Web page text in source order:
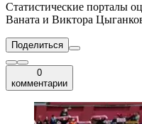
Статистические порталы
Ваната и Виктора
Поделиться
0
комментарии